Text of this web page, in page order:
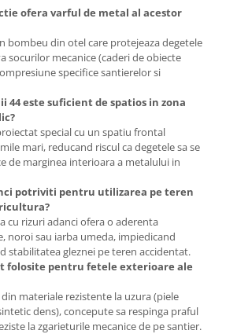
murdara
ofera varful de metal al acestor
bombeu din otel care protejeaza degetele
socurilor mecanice (caderi de obiecte
specifice santierelor si
44 este suficient de spatios in zona
special cu un spatiu frontal
mari, reducand riscul ca degetele sa se
de marginea interioara a metalului in
potriviti pentru utilizarea pe teren
cu rizuri adanci ofera o aderenta
noroi sau iarba umeda, impiedicand
stabilitatea gleznei pe teren accidentat.
folosite pentru fetele exterioare ale
materiale rezistente la uzura (piele
dens), concepute sa respinga praful
la zgarieturile mecanice de pe santier.